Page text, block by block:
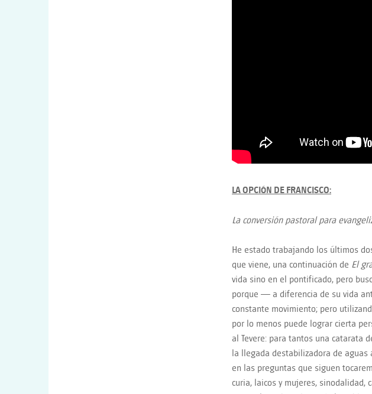
LA OPCIÓN DE FRANCISCO:
La conversión pastoral para
He estado trabajando los últimos
que viene, una continuación de El
vida sino en el pontificado, pero
porque — a diferencia de su vida
constante movimiento; pero
por lo menos puede lograr cierta
al Tevere: para tantos una catarata
la llegada destabilizadora de
en las preguntas que siguen
curia, laicos y mujeres, sinodalidad,